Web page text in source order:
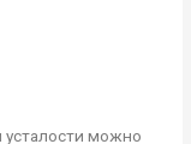
усталости можно